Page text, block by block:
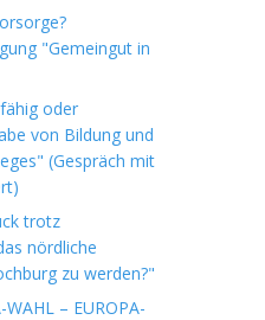
"Gemeingut in
oder
von Bildung und
(Gespräch mit
trotz
nördliche
zu werden?"
WAHL – EUROPA-